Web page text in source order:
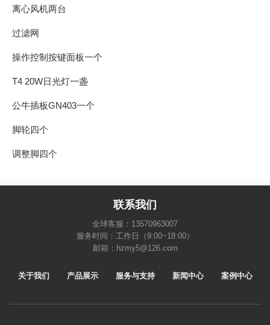
离心风机两台
过滤网
操作控制按键面板一个
T4 20W日光灯一盏
公牛插板GN403一个
脚轮四个
调整脚四个
联系我们
全球客服：13570963007
服务时间：工作日（9:00~18:00）
邮箱：hzmy5@126.com
关于我们 产品展示 服务与支持 新闻中心 案例中心